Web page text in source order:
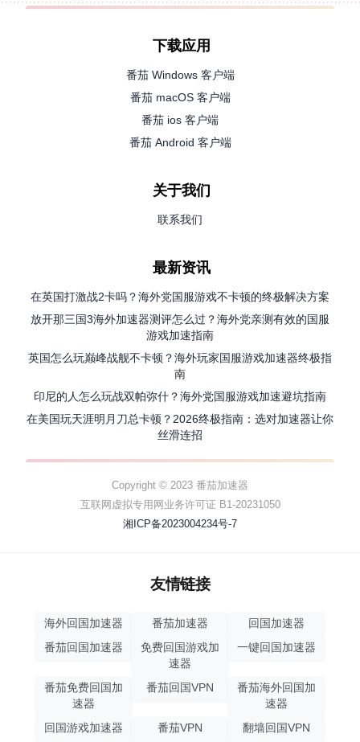
下载应用
番茄 Windows 客户端
番茄 macOS 客户端
番茄 ios 客户端
番茄 Android 客户端
关于我们
联系我们
最新资讯
在英国打激战2卡吗？海外党国服游戏不卡顿的终极解决方案
放开那三国3海外加速器测评怎么过？海外党亲测有效的国服
游戏加速指南
英国怎么玩巅峰战舰不卡顿？海外玩家国服游戏加速器终极指
南
印尼的人怎么玩战双帕弥什？海外党国服游戏加速避坑指南
在美国玩天涯明月刀总卡顿？2026终极指南：选对加速器让你
丝滑连招
Copyright © 2023 番茄加速器
互联网虚拟专用网业务许可证 B1-20231050
湘ICP备2023004234号-7
友情链接
海外回国加速器 番茄加速器
回国加速器
番茄回国加速器
免费回国游戏加
速器
一键回国加速器
番茄免费回国加
速器
番茄回国VPN
番茄海外回国加
速器
回国游戏加速器
番茄VPN 翻墙回国VPN